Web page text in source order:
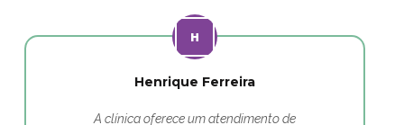
Henrique Ferreira
A clínica oferece um atendimento de